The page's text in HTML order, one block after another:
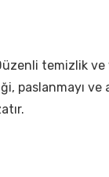
temizlik
paslanmayı